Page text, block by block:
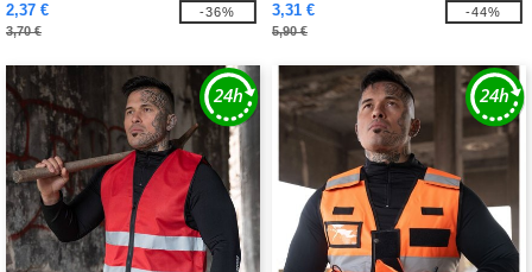
2,37 €
3,70 €
-36%
3,31 €
5,90 €
-44%